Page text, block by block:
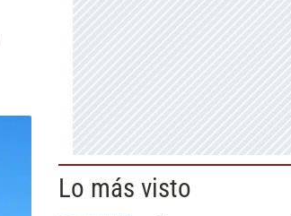
Lo más visto